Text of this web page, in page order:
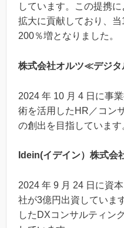
しています。この提携
拡大に貢献しており、
200％増となりました。
株式会社オルツ≪デジ
2024 年 10 月 4 日に事
術を活用したHR／コン
の創出を目指しています
Idein(イデイン）株式
2024 年 9 月 24 日に資
社が3億円出資していま
したDXコンサルティン